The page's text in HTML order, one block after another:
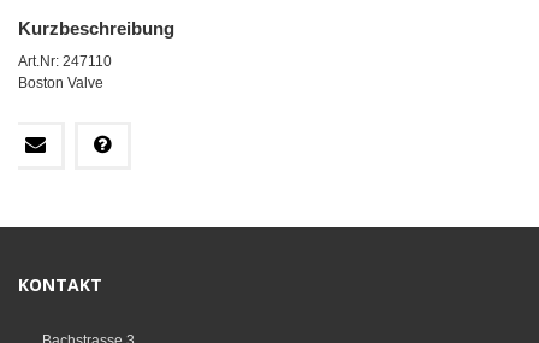
Kurzbeschreibung
Art.Nr: 247110
Boston Valve
KONTAKT